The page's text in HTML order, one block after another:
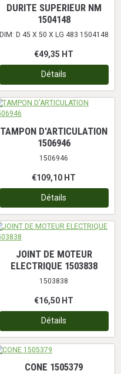
DURITE SUPERIEUR NM
1504148
DIM: D 45 X 50 X LG 483 1504148
€49,35 HT
Détails
TAMPON D'ARTICULATION
1506946
1506946
€109,10 HT
Détails
JOINT DE MOTEUR
ELECTRIQUE 1503838
1503838
€16,50 HT
Détails
CONE 1505379